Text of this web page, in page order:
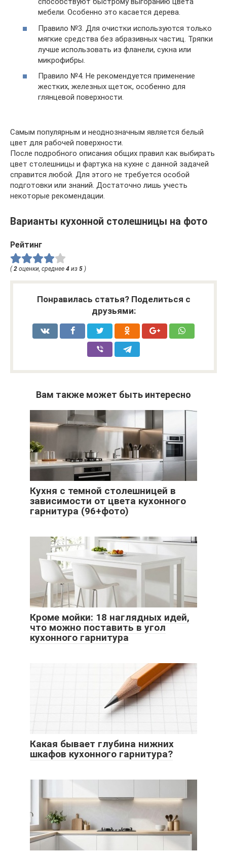
мебели. Особенно это касается дерева.
Правило №3. Для очистки используются только
мягкие средства без абразивных частиц. Тряпки
лучше использовать из фланели, сукна или
микрофибры.
Правило №4. Не рекомендуется применение
жестких, железных щеток, особенно для
глянцевой поверхности.
Самым популярным и неоднозначным является белый
цвет для рабочей поверхности.
После подробного описания общих правил как выбирать
цвет столешницы и фартука на кухне с данной задачей
справится любой. Для этого не требуется особой
подготовки или знаний. Достаточно лишь учесть
некоторые рекомендации.
Варианты кухонной столешницы на фото
Рейтинг
( 2 оценки, среднее 4 из 5 )
Понравилась статья? Поделиться с
друзьями:
Вам также может быть интересно
Кухня с темной столешницей в
зависимости от цвета кухонного
гарнитура (96+фото)
Кроме мойки: 18 наглядных идей,
что можно поставить в угол
кухонного гарнитура
Какая бывает глубина нижних
шкафов кухонного гарнитура?